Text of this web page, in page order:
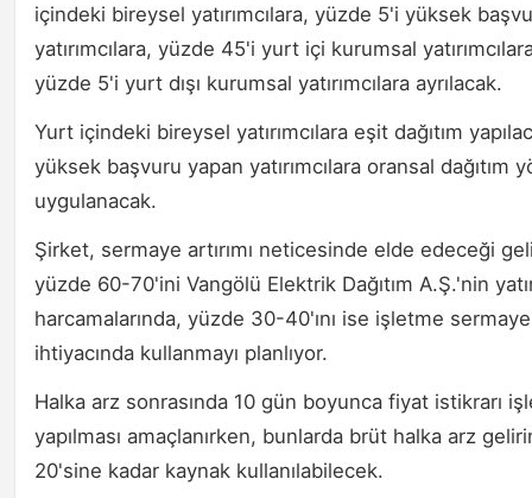
içindeki bireysel yatırımcılara, yüzde 5'i yüksek
yatırımcılara, yüzde 45'i yurt içi kurumsal
yüzde 5'i yurt dışı kurumsal yatırımcılara ayrılacak.
Yurt içindeki bireysel yatırımcılara eşit dağıtım
yüksek başvuru yapan yatırımcılara oransal dağıtım
uygulanacak.
Şirket, sermaye artırımı neticesinde elde edeceği
yüzde 60-70'ini Vangölü Elektrik Dağıtım A.Ş.'nin
harcamalarında, yüzde 30-40'ını ise işletme
ihtiyacında kullanmayı planlıyor.
Halka arz sonrasında 10 gün boyunca fiyat istikrarı
yapılması amaçlanırken, bunlarda brüt halka arz
20'sine kadar kaynak kullanılabilecek.